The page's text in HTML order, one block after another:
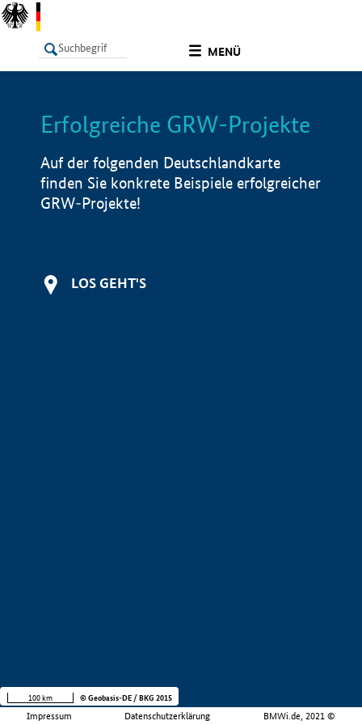
MENÜ
LISTE Info
Erfolgreiche GRW-Projekte
Auf der folgenden Deutschlandkarte
finden Sie konkrete Beispiele erfolgreicher
GRW-Projekte!
LOS GEHT'S
Impressum Datenschutzerklärung BMWi.de, 2021 ©
100 km © Geobasis-DE / BKG 2015